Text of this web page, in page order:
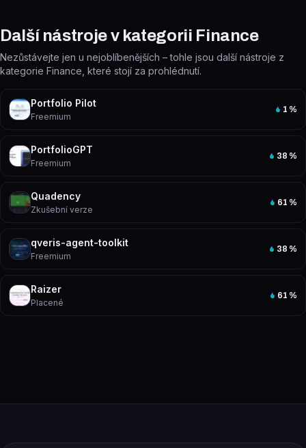
Další nástroje v kategorii Finance
Nezůstávejte jen u nejoblíbenějších – tohle jsou další nástroje z
kategorie Finance, které stojí za prohlédnutí.
Portfolio Pilot
Freemium
1 %
PortfolioGPT
Freemium
38 %
Quadency
Zkušební verze
61 %
qveris-agent-toolkit
Freemium
38 %
Raizer
Placené
61 %